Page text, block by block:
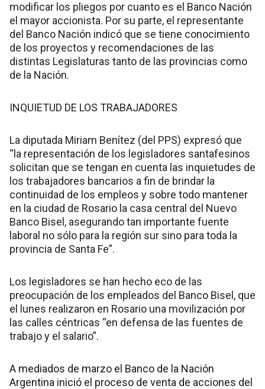
modificar los pliegos por cuanto es el Banco Nación
el mayor accionista. Por su parte, el representante
del Banco Nación indicó que se tiene conocimiento
de los proyectos y recomendaciones de las
distintas Legislaturas tanto de las provincias como
de la Nación.
INQUIETUD DE LOS TRABAJADORES
La diputada Miriam Benítez (del PPS) expresó que
“la representación de los legisladores santafesinos
solicitan que se tengan en cuenta las inquietudes de
los trabajadores bancarios a fin de brindar la
continuidad de los empleos y sobre todo mantener
en la ciudad de Rosario la casa central del Nuevo
Banco Bisel, asegurando tan importante fuente
laboral no sólo para la región sur sino para toda la
provincia de Santa Fe”.
Los legisladores se han hecho eco de las
preocupación de los empleados del Banco Bisel, que
el lunes realizaron en Rosario una movilización por
las calles céntricas “en defensa de las fuentes de
trabajo y el salario”.
A mediados de marzo el Banco de la Nación
Argentina inició el proceso de venta de acciones del